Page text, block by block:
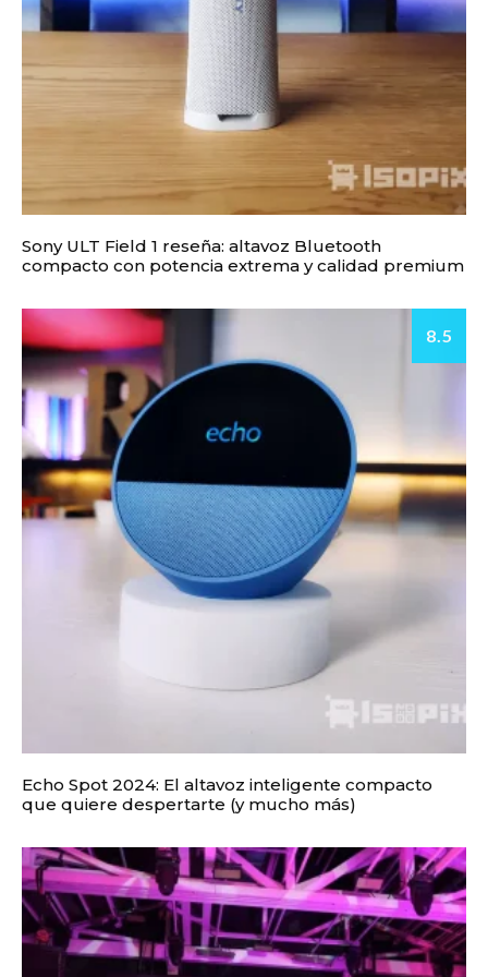
Sony ULT Field 1 reseña: altavoz Bluetooth
compacto con potencia extrema y calidad premium
8.5
Echo Spot 2024: El altavoz inteligente compacto
que quiere despertarte (y mucho más)